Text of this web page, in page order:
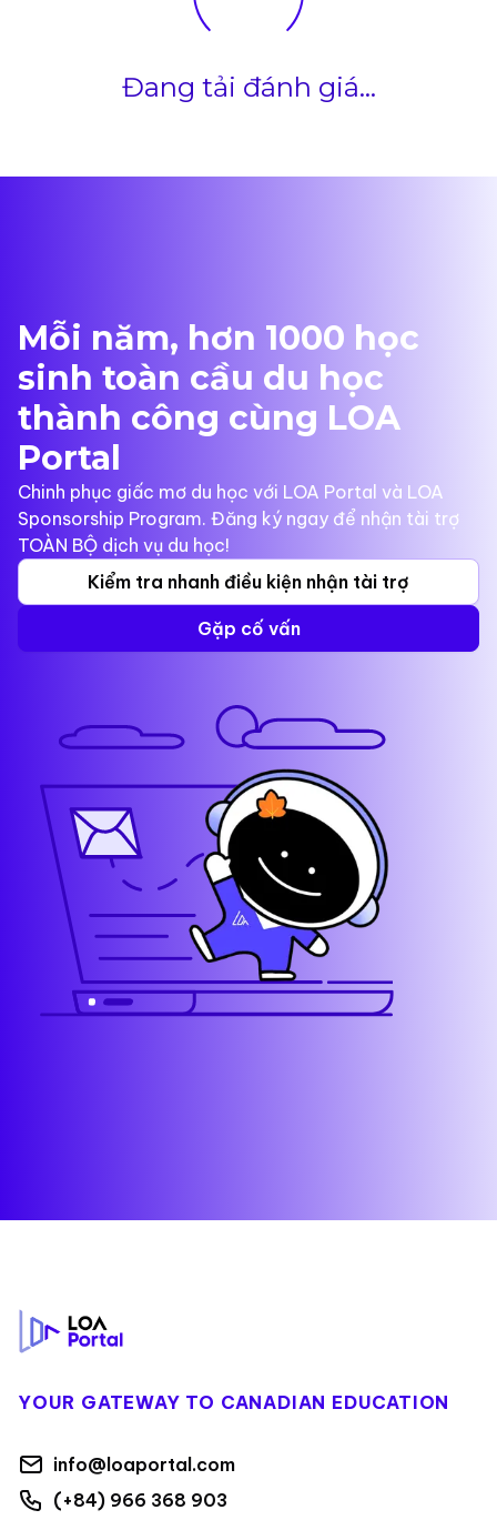
Đang tải đánh giá...
Mỗi năm, hơn 1000 học
sinh toàn cầu du học
thành công cùng LOA
Portal
Chinh phục giấc mơ du học với LOA Portal và LOA
Sponsorship Program. Đăng ký ngay để nhận tài trợ
TOÀN BỘ dịch vụ du học!
Kiểm tra nhanh điều kiện nhận tài trợ
Gặp cố vấn
YOUR GATEWAY TO CANADIAN EDUCATION
info@loaportal.com
(+84) 966 368 903